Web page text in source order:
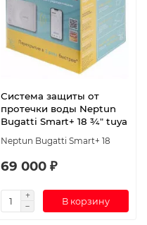
Система защиты от
протечки воды Neptun
Bugatti Smart+ 18 ¾" tuya
Neptun Bugatti Smart+ 18
69 000 ₽
В корзину